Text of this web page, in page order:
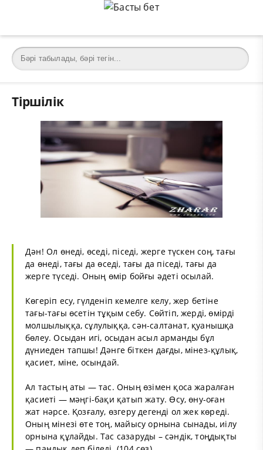
Тіршілік
Дән! Ол өнеді, өседі, піседі, жерге түскен соң, тағы
да өнеді, тағы да өседі, тағы да піседі, тағы да
жерге түседі. Оның өмір бойғы әдеті осылай.
Көгеріп есу, гүлденіп кемелге келу, жер бетіне
тағы-тағы өсетін тұқым себу. Сөйтіп, жерді, өмірді
молшылыққа, сұлулыққа, сән-салтанат, қуанышқа
бөлеу. Осыдан игі, осыдан асыл арманды бұл
дүниеден тапшы! Дәнге біткен дағды, мінез-құлық,
қасиет, міне, осындай.
Ал тастың аты — тас. Оның өзімен қоса жаралған
қасиеті — мәңгі-бақи қатып жату. Өсу, өну-оған
жат нәрсе. Қозғалу, өзгеру дегенді ол жек көреді.
Оның мінезі өте тоң, майысу орнына сынады, иілу
орнына құлайды. Тас сазаруды – сәндік, тоңдықты